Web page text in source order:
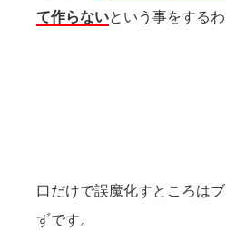
て作らないという事をするわ
口だけで誤魔化すところは
ずです。